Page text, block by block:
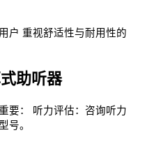
户 重视舒适性与耐用性的
助听器
要： 听力评估：咨询听力
号。